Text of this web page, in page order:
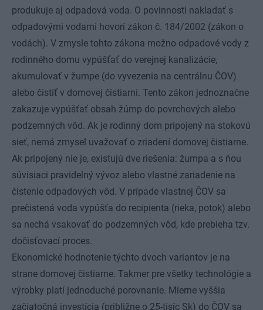
produkuje aj odpadová voda. O povinnosti nakladať s
odpadovými vodami hovorí zákon č. 184/2002 (zákon o
vodách). V zmysle tohto zákona možno odpadové vody z
rodinného domu vypúšťať do verejnej kanalizácie,
akumulovať v žumpe (do vyvezenia na centrálnu ČOV)
alebo čistiť v domovej čistiarni. Tento zákon jednoznačne
zakazuje vypúšťať obsah žúmp do povrchových alebo
podzemných vôd. Ak je rodinný dom pripojený na stokovú
sieť, nemá zmysel uvažovať o zriadení domovej čistiarne.
Ak pripojený nie je, existujú dve riešenia: žumpa a s ňou
súvisiaci pravidelný vývoz alebo vlastné zariadenie na
čistenie odpadových vôd. V prípade vlastnej ČOV sa
prečistená voda vypúšťa do recipienta (rieka, potok) alebo
sa nechá vsakovať do podzemných vôd, kde prebieha tzv.
dočisťovací proces.
Ekonomické hodnotenie týchto dvoch variantov je na
strane domovej čistiarne. Takmer pre všetky technológie a
výrobky platí jednoduché porovnanie. Mierne vyššia
začiatočná investícia (približne o 25-tisíc Sk) do ČOV sa